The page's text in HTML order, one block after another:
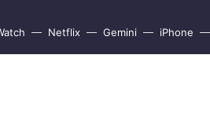
Netflix Gemini iPhone